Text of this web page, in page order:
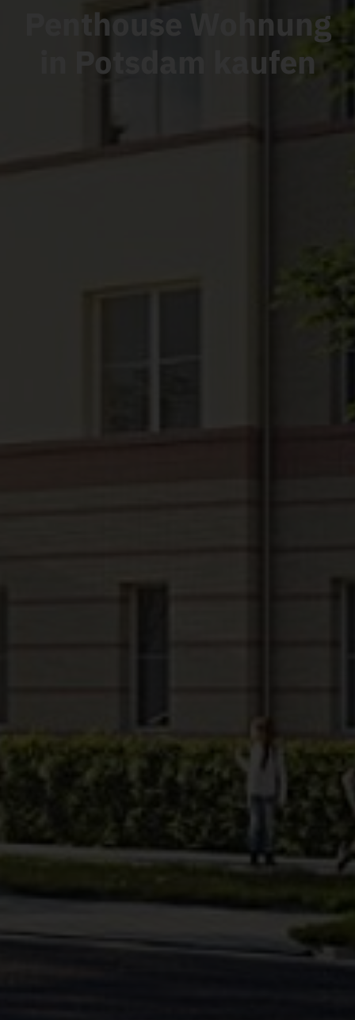
Penthouse Wohnung
in Potsdam
kaufen